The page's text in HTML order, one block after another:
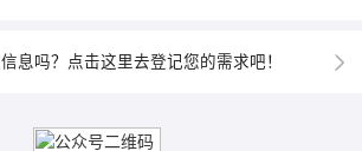
息吗？点击这里去登记您的需求吧！